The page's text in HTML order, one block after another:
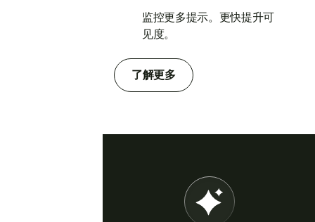
监控更多提示。更快提升可
见度。
了解更多